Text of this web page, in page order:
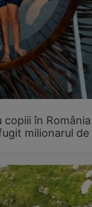
copiii în
milionarul de